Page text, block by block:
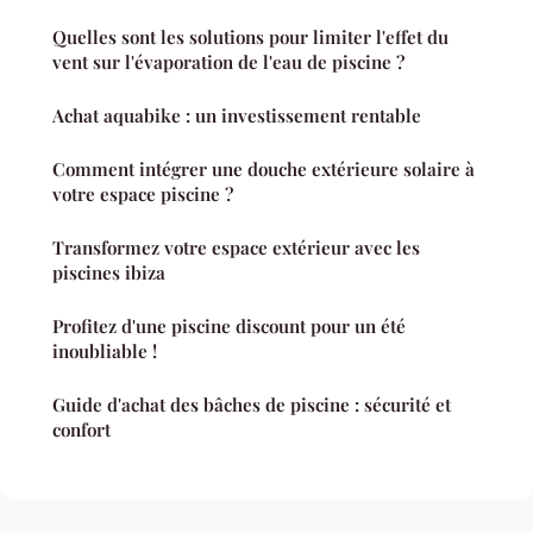
Quelles sont les solutions pour limiter l'effet du
vent sur l'évaporation de l'eau de piscine ?
Achat aquabike : un investissement rentable
Comment intégrer une douche extérieure solaire à
votre espace piscine ?
Transformez votre espace extérieur avec les
piscines ibiza
Profitez d'une piscine discount pour un été
inoubliable !
Guide d'achat des bâches de piscine : sécurité et
confort